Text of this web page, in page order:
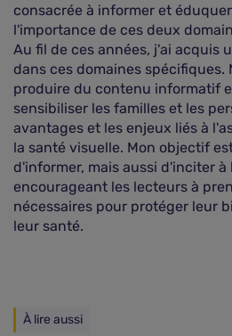
consacrée à informer et
l'importance de ces deux
Au fil de ces années, j'ai acquis
dans ces domaines spécifiques.
produire du contenu informatif
sensibiliser les familles et les
avantages et les enjeux liés à
la santé visuelle. Mon objectif
d'informer, mais aussi d'inciter à
encourageant les lecteurs à
nécessaires pour protéger leur
leur santé.
À lire aussi